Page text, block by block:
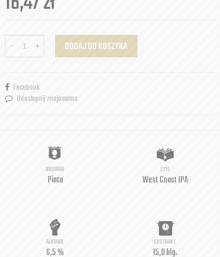
- + DODAJ DO KOSZYKA
Facebook
Udostepnij znajomemu
BROWAR
Pinta
STYL
West Coast IPA
ALKOHOL
6,5 %
EKSTRAKT
15,0 blg.